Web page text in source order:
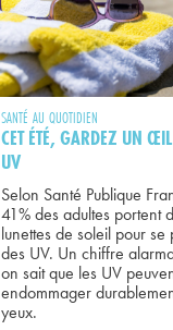
SANTÉ AU QUOTIDIEN
CET ÉTÉ, GARDEZ UN
UV
Selon Santé Publique
41% des adultes portent
lunettes de soleil pour se
des UV. Un chiffre
on sait que les UV
endommager
yeux.